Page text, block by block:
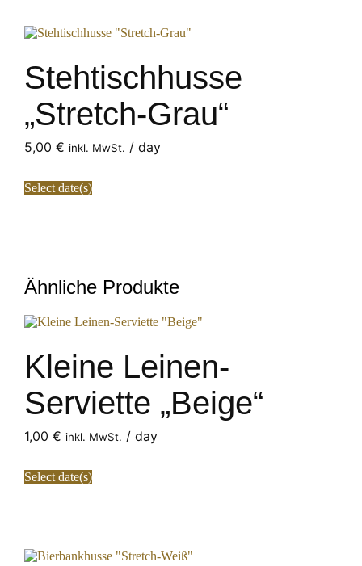
Stehtischhusse
„Stretch-Grau“
5,00€ inkl. MwSt. / day
Select date(s)
Ähnliche Produkte
Kleine Leinen-
Serviette „Beige“
1,00€ inkl. MwSt. / day
Select date(s)